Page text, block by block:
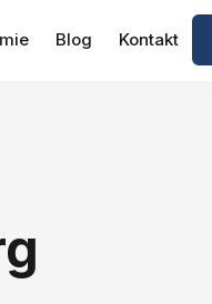
Blog Kontakt